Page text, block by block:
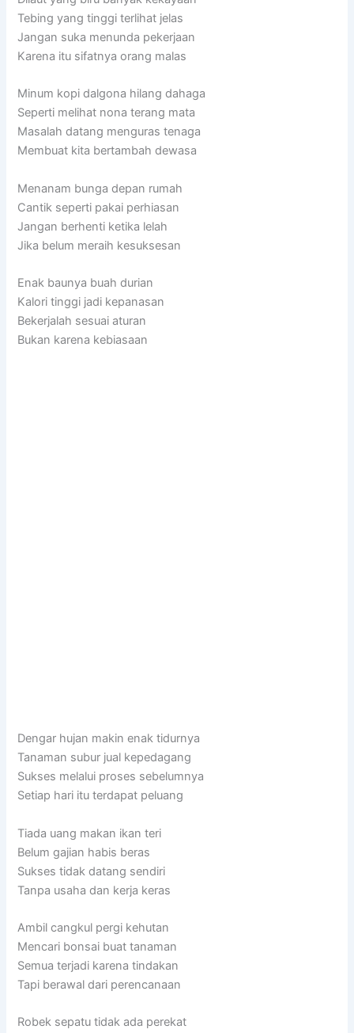
Tebing yang tinggi terlihat jelas
Jangan suka menunda pekerjaan
Karena itu sifatnya orang malas
Minum kopi dalgona hilang dahaga
Seperti melihat nona terang mata
Masalah datang menguras tenaga
Membuat kita bertambah dewasa
Menanam bunga depan rumah
Cantik seperti pakai perhiasan
Jangan berhenti ketika lelah
Jika belum meraih kesuksesan
Enak baunya buah durian
Kalori tinggi jadi kepanasan
Bekerjalah sesuai aturan
Bukan karena kebiasaan
Dengar hujan makin enak tidurnya
Tanaman subur jual kepedagang
Sukses melalui proses sebelumnya
Setiap hari itu terdapat peluang
Tiada uang makan ikan teri
Belum gajian habis beras
Sukses tidak datang sendiri
Tanpa usaha dan kerja keras
Ambil cangkul pergi kehutan
Mencari bonsai buat tanaman
Semua terjadi karena tindakan
Tapi berawal dari perencanaan
Robek sepatu tidak ada perekat